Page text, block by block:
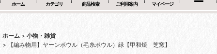
ホーム カテゴリ 商品検索 ご利用案内 マイページ
ホーム > 小物・雑貨
>
【編み物用】ヤーンボウル（毛糸ボウル）緑【甲和焼 芝窯】